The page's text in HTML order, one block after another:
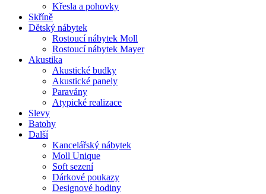
Křesla a pohovky
Skříně
Dětský nábytek
Rostoucí nábytek Moll
Rostoucí nábytek Mayer
Akustika
Akustické budky
Akustické panely
Paravány
Atypické realizace
Slevy
Batohy
Další
Kancelářský nábytek
Moll Unique
Soft sezení
Dárkové poukazy
Designové hodiny